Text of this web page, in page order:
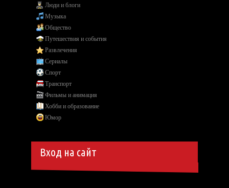
Люди и блоги
Музыка
Общество
Путешествия и события
Развлечения
Сериалы
Спорт
Транспорт
Фильмы и анимация
Хобби и образование
Юмор
Вход на сайт